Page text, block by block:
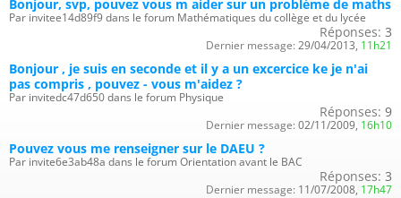
Bonjour, svp, pouvez vous m aider sur un problème de maths
Par invitee14d89f9 dans le forum Mathématiques du collège et du lycée
Réponses: 3
Dernier message: 29/04/2013, 11h21
Bonjour , je suis en seconde et il y a un excercice ke je n'ai
pas compris , pouvez - vous m'aidez ?
Par invitedc47d650 dans le forum Physique
Réponses: 9
Dernier message: 02/11/2009, 16h10
Pouvez vous me renseigner sur le DAEU ?
Par invite6e3ab48a dans le forum Orientation avant le BAC
Réponses: 3
Dernier message: 11/07/2008, 17h47